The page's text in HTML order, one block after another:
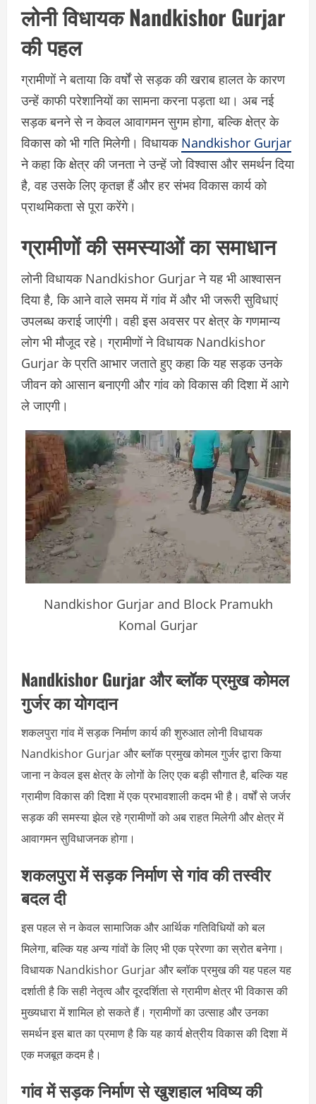
लोनी विधायक Nandkishor Gurjar
की पहल
ग्रामीणों ने बताया कि वर्षों से सड़क की खराब हालत के कारण
उन्हें काफी परेशानियों का सामना करना पड़ता था। अब नई
सड़क बनने से न केवल आवागमन सुगम होगा, बल्कि क्षेत्र के
विकास को भी गति मिलेगी। विधायक Nandkishor Gurjar
ने कहा कि क्षेत्र की जनता ने उन्हें जो विश्वास और समर्थन दिया
है, वह उसके लिए कृतज्ञ हैं और हर संभव विकास कार्य को
प्राथमिकता से पूरा करेंगे।
ग्रामीणों की समस्याओं का समाधान
लोनी विधायक Nandkishor Gurjar ने यह भी आश्वासन
दिया है, कि आने वाले समय में गांव में और भी जरूरी सुविधाएं
उपलब्ध कराई जाएंगी। वही इस अवसर पर क्षेत्र के गणमान्य
लोग भी मौजूद रहे। ग्रामीणों ने विधायक Nandkishor
Gurjar के प्रति आभार जताते हुए कहा कि यह सड़क उनके
जीवन को आसान बनाएगी और गांव को विकास की दिशा में आगे
ले जाएगी।
Nandkishor Gurjar and Block Pramukh
Komal Gurjar
Nandkishor Gurjar और ब्लॉक प्रमुख कोमल
गुर्जर का योगदान
शकलपुरा गांव में सड़क निर्माण कार्य की शुरुआत लोनी विधायक
Nandkishor Gurjar और ब्लॉक प्रमुख कोमल गुर्जर द्वारा किया
जाना न केवल इस क्षेत्र के लोगों के लिए एक बड़ी सौगात है, बल्कि यह
ग्रामीण विकास की दिशा में एक प्रभावशाली कदम भी है। वर्षों से जर्जर
सड़क की समस्या झेल रहे ग्रामीणों को अब राहत मिलेगी और क्षेत्र में
आवागमन सुविधाजनक होगा।
शकलपुरा में सड़क निर्माण से गांव की तस्वीर
बदल दी
इस पहल से न केवल सामाजिक और आर्थिक गतिविधियों को बल
मिलेगा,बल्कि यह अन्य गांवों के लिए भी एक प्रेरणा का स्रोत बनेगा।
विधायक Nandkishor Gurjar और ब्लॉक प्रमुख की यह पहल यह
दर्शाती है कि सही नेतृत्व और दूरदर्शिता से ग्रामीण क्षेत्र भी विकास की
मुख्यधारा में शामिल हो सकते हैं। ग्रामीणों का उत्साह और उनका
समर्थन इस बात का प्रमाण है कि यह कार्य क्षेत्रीय विकास की दिशा में
एक मजबूत कदम है।
गांव में सड़क निर्माण से खुशहाल भविष्य की